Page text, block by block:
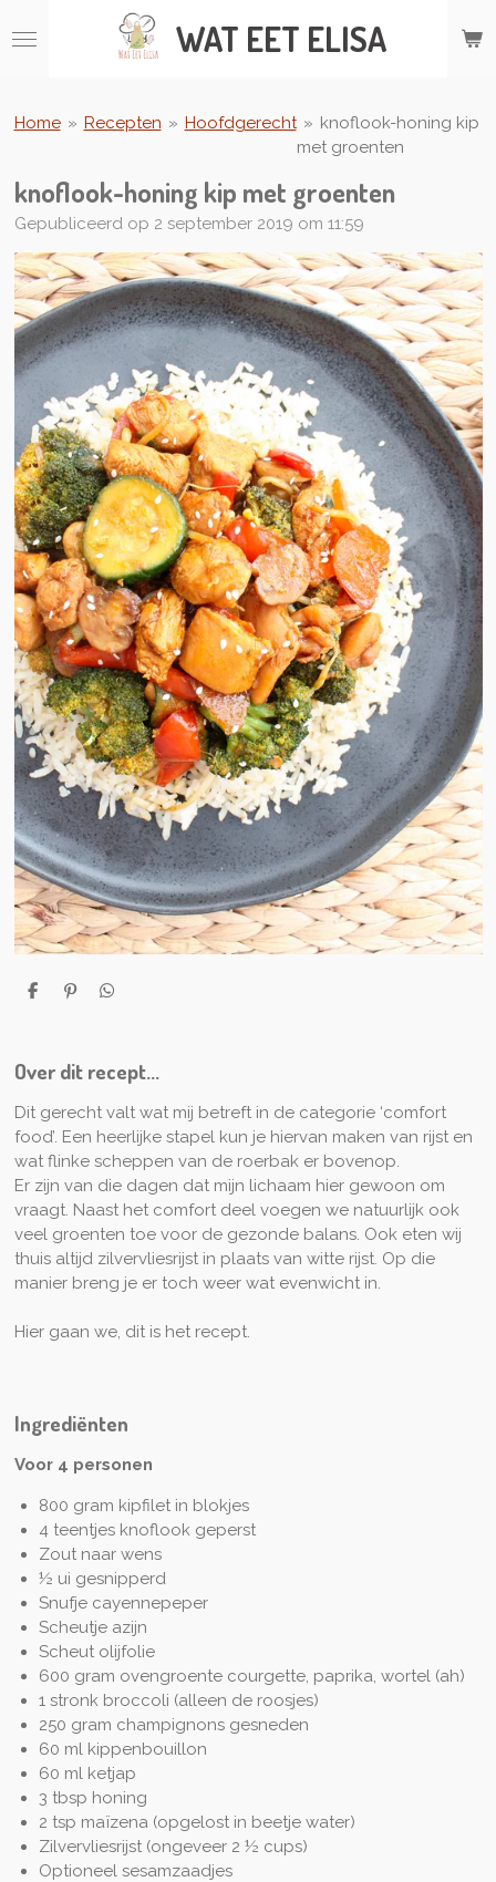
direct
hoofdinhoud
WAT EET ELISA
Home » Recepten » Hoofdgerecht » knoflook-honing kip
met groenten
knoflook-honing kip met groenten
Gepubliceerd op 2 september 2019 om 11:59
D
P
e
n
D
Over dit recept...
Dit gerecht valt wat mij betreft in de categorie ‘comfort
food’. Een heerlijke stapel kun je hiervan maken van rijst en
wat flinke scheppen van de roerbak er bovenop.
Er zijn van die dagen dat mijn lichaam hier gewoon om
vraagt. Naast het comfort deel voegen we natuurlijk ook
veel groenten toe voor de gezonde balans. Ook eten wij
thuis altijd zilvervliesrijst in plaats van witte rijst. Op die
manier breng je er toch weer wat evenwicht in.
Hier gaan we, dit is het recept.
Ingrediënten
Voor 4 personen
800 gram kipfilet in blokjes
4 teentjes knoflook geperst
Zout naar wens
½ ui gesnipperd
Snufje cayennepeper
Scheutje azijn
Scheut olijfolie
600 gram ovengroente courgette, paprika, wortel (ah)
1 stronk broccoli (alleen de roosjes)
250 gram champignons gesneden
60 ml kippenbouillon
60 ml ketjap
3 tbsp honing
2 tsp maïzena (opgelost in beetje water)
Zilvervliesrijst (ongeveer 2 ½ cups)
Optioneel sesamzaadjes